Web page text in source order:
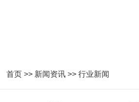
首页 >> 新闻资讯 >>行业新闻